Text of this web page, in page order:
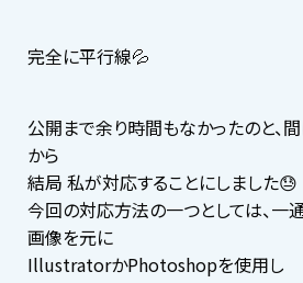
完全に平行線💦
公開まで余り時間もなかったのと、
から
結局 私が対応することにしました😓
今回の対応方法の一つとしては、一
画像を元に
IllustratorかPhotoshopを使用し